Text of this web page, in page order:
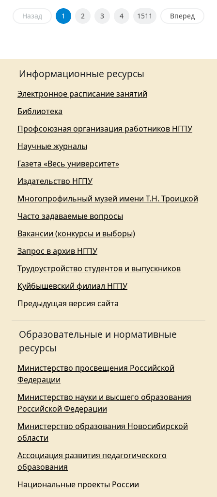
Назад 1 2 3 4 1511 Вперед
Информационные ресурсы
Электронное расписание занятий
Библиотека
Профсоюзная организация работников НГПУ
Научные журналы
Газета «Весь университет»
Издательство НГПУ
Многопрофильный музей имени Т.Н. Троицкой
Часто задаваемые вопросы
Вакансии (конкурсы и выборы)
Запрос в архив НГПУ
Трудоустройство студентов и выпускников
Куйбышевский филиал НГПУ
Предыдущая версия сайта
Образовательные и нормативные
ресурсы
Министерство просвещения Российской
Федерации
Министерство науки и высшего образования
Российской Федерации
Министерство образования Новосибирской
области
Ассоциация развития педагогического
образования
Национальные проекты России